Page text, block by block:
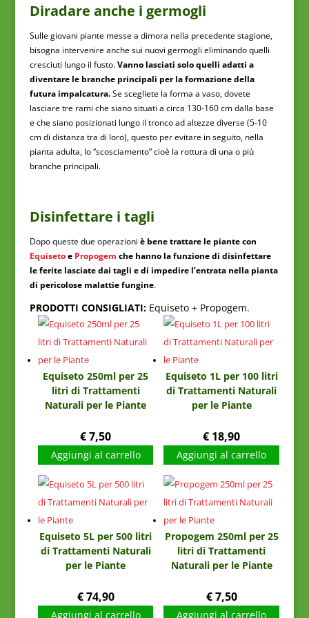
Diradare anche i germogli
Sulle giovani piante messe a dimora nella precedente stagione,
bisogna intervenire anche sui nuovi germogli eliminando quelli
cresciuti lungo il fusto.Vanno lasciati solo quelli adatti a
diventare le branche principali per la formazione della
futura impalcatura.Se scegliete la forma a vaso, dovete
lasciare tre rami che siano situati a circa 130-160 cm dalla base
e che siano posizionati lungo il tronco ad altezze diverse (5-10
cm di distanza tra di loro), questo per evitare in seguito, nella
pianta adulta, lo “scosciamento” cioè la rottura di una o più
branche principali.
Disinfettare i tagli
Dopo queste due operazioni è bene trattare le piante con
Equisetoe Propogem che hanno la funzione di disinfettare
le ferite lasciate dai tagli e di impedire l’entrata nella pianta
di pericolose malattie fungine.
PRODOTTI CONSIGLIATI: Equiseto + Propogem.
Equiseto 250ml per 25
litri di Trattamenti
Naturali per le Piante
€7,50
Aggiungi al carrello
Equiseto 1L per 100 litri
di Trattamenti Naturali
per le Piante
€ 18,90
Aggiungi al carrello
Equiseto 5L per 500 litri
di Trattamenti Naturali
per le Piante
€74,90
Aggiungi al carrello
Propogem 250ml per 25
litri di Trattamenti
Naturali per le Piante
€7,50
Aggiungi al carrello